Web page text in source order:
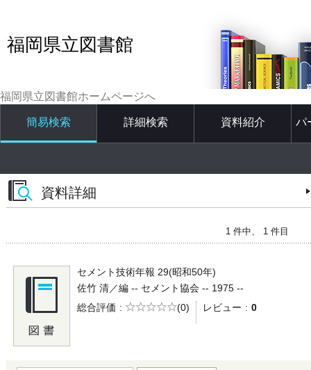
福岡県立図書館
福岡県立図書館ホームページへ
簡易検索 詳細検索 資料紹介 パ
資料詳細
1 件中、 1 件目
セメント技術年報 29(昭和50年)
佐竹 清／編 -- セメント協会 -- 1975 --
総合評価
5段階評価
(0) レビュー 0